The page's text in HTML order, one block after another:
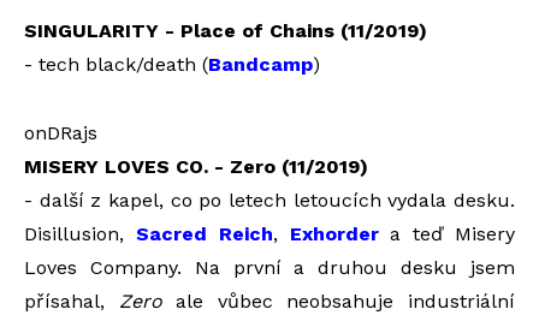
SINGULARITY - Place of Chains (11/2019)
- tech black/death (Bandcamp)
onDRajs
MISERY LOVES CO. - Zero (11/2019)
- další z kapel, co po letech letoucích vydala desku.
Disillusion, Sacred Reich, Exhordera teď Misery
Loves Company. Na první a druhou desku jsem
přísahal, Zeroale vůbec neobsahuje industriální